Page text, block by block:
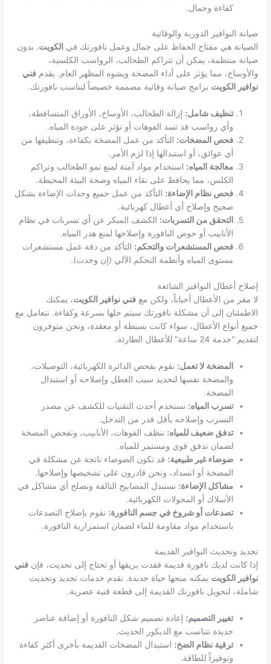
كفاءة وجمال.
صيانة النوافير الدورية والوقائية
الصيانة هي مفتاح الحفاظ على جمال وعمل نافورتك في الكويت. بدون
صيانة منتظمة، يمكن أن تتراكم الطحالب، الرواسب الكلسية،
والأوساخ، مما يؤثر على أداء المضخة ويشوه المظهر العام. يقدمفني
نوافير الكويت برامج صيانة وقائية مصممة خصيصاً لتناسب نافورتك.
تنظيف شامل: إزالة الطحالب، الأوساخ، الأوراق المتساقطة،
وأي رواسب قد تسد الفوهات أو تؤثر على جودة المياه.
فحص المضخات: التأكد من عمل المضخة بكفاءة، وتنظيفها من
أي عوائق، أو استبدالها إذا لزم الأمر.
معالجة المياه: استخدام مواد آمنة لمنع نمو الطحالب وتراكم
الكلس، مما يحافظ على نقاء المياه وصحة البيئة المحيطة.
فحص نظام الإضاءة: التأكد من عمل جميع وحدات الإضاءة بشكل
صحيح وإصلاح أي أعطال كهربائية.
التحقق من التسربات: الكشف المبكر عن أي تسربات في نظام
الأنابيب أو حوض النافورة وإصلاحها لمنع هدر المياه.
فحص المستشعرات والتحكم: التأكد من دقة عمل مستشعرات
مستوى المياه وأنظمة التحكم الآلي (إن وجدت).
إصلاح أعطال النوافير الشائعة
لا مفر من الأعطال أحياناً، ولكن معفني نوافير الكويت، يمكنك
الاطمئنان إلى أن مشكلة نافورتك سيتم حلها بسرعة وكفاءة. نتعامل مع
جميع أنواع الأعطال، سواء كانت بسيطة أو معقدة، ونحن متوفرون
لتقديم “خدمة 24 ساعة” للأعطال الطارئة.
المضخة لا تعمل: نقوم بفحص الدائرة الكهربائية، التوصيلات،
والمضخة نفسها لتحديد سبب العطل وإصلاحه أو استبدال
المضخة.
تسرب المياه: نستخدم أحدث التقنيات للكشف عن مصدر
التسرب وإصلاحه بأقل قدر من التدخل.
تدفق ضعيف للمياه: ننظف الفوهات، الأنابيب، ونفحص المضخة
لضمان تدفق قوي ومستمر للمياه.
ضوضاء غير طبيعية: قد تكون الضوضاء ناتجة عن مشكلة في
المضخة أو انسداد، ونحن قادرون على تشخيصها وإصلاحها.
مشاكل الإضاءة: نستبدل المصابيح التالفة ونصلح أي مشاكل في
الأسلاك أو المحولات الكهربائية.
تصدعات أو شروخ في جسم النافورة: نقوم بإصلاح التصدعات
باستخدام مواد مقاومة للماء لضمان استمرارية النافورة.
تجديد وتحديث النوافير القديمة
إذا كانت لديك نافورة قديمة فقدت بريقها أو تحتاج إلى تحديث، فإنفني
نوافير الكويت يمكنه منحها حياة جديدة. نقدم خدمات تجديد وتحديث
شاملة، لتحويل نافورتك القديمة إلى قطعة فنية عصرية.
تغيير التصميم: إعادة تصميم شكل النافورة أو إضافة عناصر
جديدة تتناسب مع الديكور الحديث.
ترقية نظام الضخ: استبدال المضخات القديمة بأخرى أكثر كفاءة
وتوفيراً للطاقة.